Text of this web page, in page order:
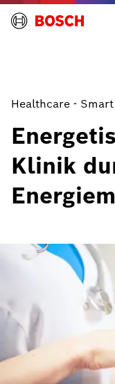
Healthcare -
Klinik